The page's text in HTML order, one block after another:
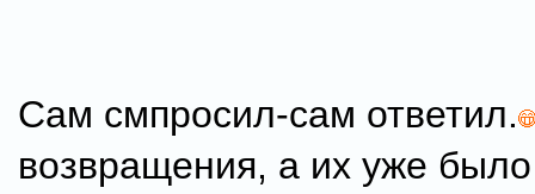
Сам смпросил-сам ответил.
возвращения, а их уже было